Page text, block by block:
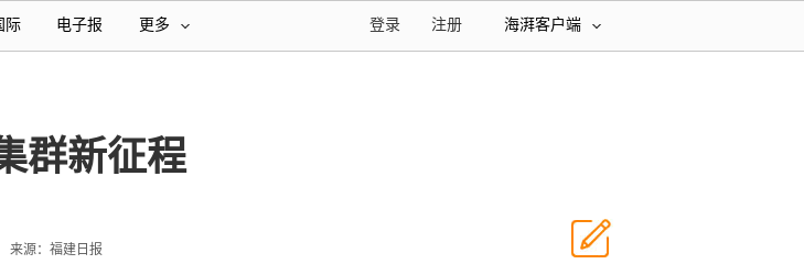
际 电子报 更多 海湃客户端
注册
登录
群新征程
来源：福建日报